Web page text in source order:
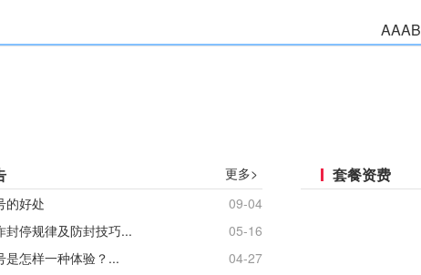
AAAB
更多>
的好处
09-04
封停规律及防封技巧...
05-16
是怎样一种体验？...
04-27
套餐资费